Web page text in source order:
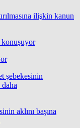
ilişkin kanun
aklını başına